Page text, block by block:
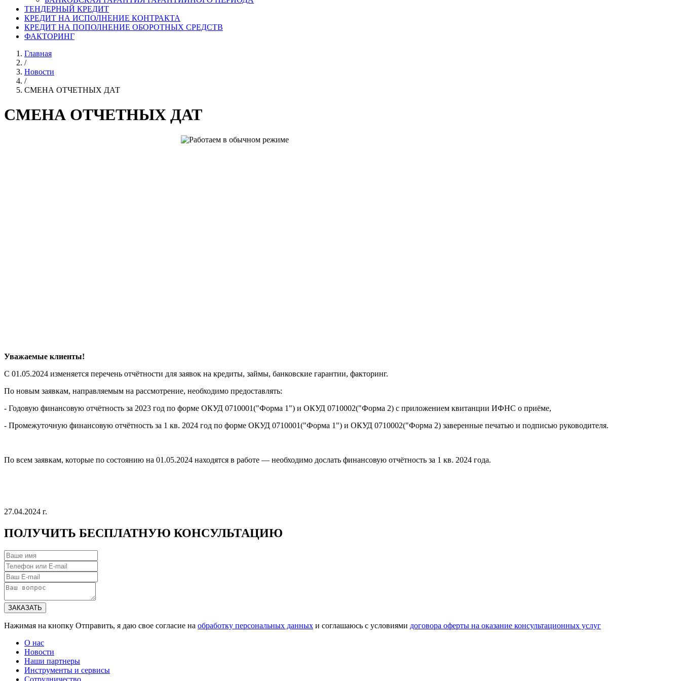
ТЕНДЕРНЫЙ КРЕДИТ
КРЕДИТ НА ИСПОЛНЕНИЕ КОНТРАКТА
КРЕДИТ НА ПОПОЛНЕНИЕ ОБОРОТНЫХ СРЕДСТВ
ФАКТОРИНГ
Главная
/
Новости
/
СМЕНА ОТЧЕТНЫХ ДАТ
СМЕНА ОТЧЕТНЫХ ДАТ
Уважаемые клиенты!
С 01.05.2024 изменяется перечень отчётности для заявок на кредиты, займы, банковские гарантии, факторинг.
По новым заявкам, направляемым на рассмотрение, необходимо предоставлять:
- Годовую финансовую отчётность за 2023 год по форме ОКУД 0710001("Форма 1") и ОКУД 0710002("Форма 2) с приложением квитанции ИФНС о приёме,
- Промежуточную финансовую отчётность за 1 кв. 2024 год по форме ОКУД 0710001("Форма 1") и ОКУД 0710002("Форма 2) заверенные печатью и подписью руководителя.
По всем заявкам, которые по состоянию на 01.05.2024 находятся в работе — необходимо дослать финансовую отчётность за 1 кв. 2024 года.
27.04.2024 г.
ПОЛУЧИТЬ БЕСПЛАТНУЮ КОНСУЛЬТАЦИЮ
ЗАКАЗАТЬ
Нажимая на кнопку Отправить, я даю свое согласие на обработку персональных данных и соглашаюсь с условиями договора оферты на оказание консультационных услуг
О нас
Новости
Наши партнеры
Инструменты и сервисы
Сотрудничество